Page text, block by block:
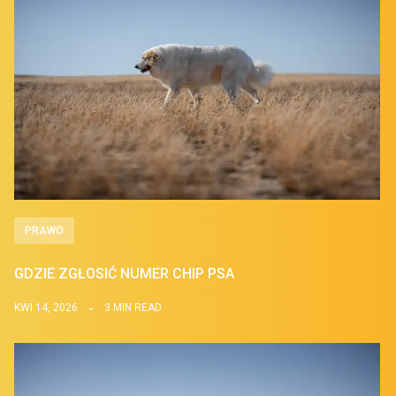
PRAWO
GDZIE ZGŁOSIĆ NUMER CHIP PSA
KWI 14, 2026 3 MIN READ